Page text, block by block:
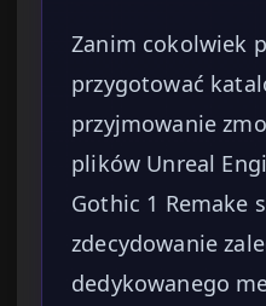
Zanim cokolwiek
przygotować
przyjmowanie
plików Unreal
Gothic 1 Remake
zdecydowanie
dedykowanego